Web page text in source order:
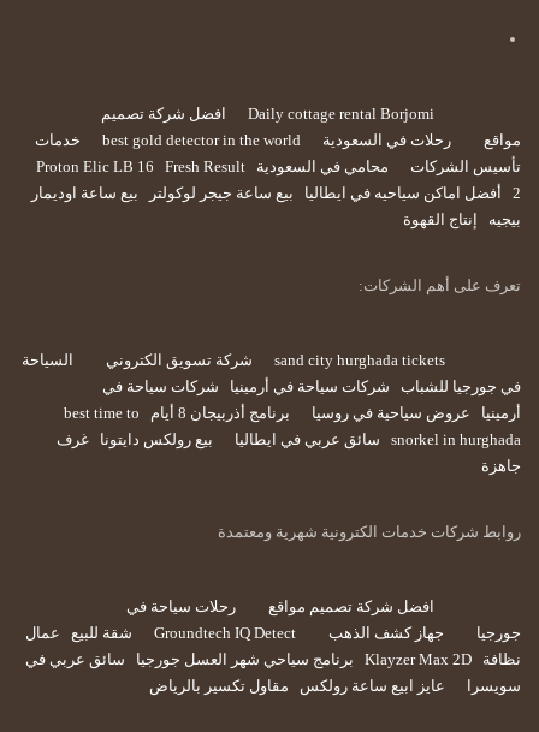
Daily cottage rental Borjomi
افضل شركة تصميم
مواقع
رحلات في السعودية best gold detector in the world
خدمات
تأسيس الشركات
محامي في السعودية Proton Elic LB 16
Fresh Result
2
أفضل اماكن سياحيه في ايطاليا بيع ساعة جيجر لوكولتر
بيع ساعة اوديمار
بيجيه
إنتاج القهوة
تعرف على أهم الشركات:
sand city hurghada tickets شركة تسويق الكتروني
السياحة
في جورجيا للشباب
شركات سياحة في أرمينيا
شركات سياحة في
أرمينيا
عروض سياحية في روسيا برنامج أذربيجان 8 أيام
best time to
snorkel in hurghada
سائق عربي في ايطاليا بيع رولكس دايتونا
غرف
جاهزة
روابط شركات خدمات الكترونية شهرية ومعتمدة
افضل شركة تصميم مواقع
رحلات سياحة في
جورجيا
جهاز كشف الذهب Groundtech IQ Detect شقة للبيع
عمال
نظافة
Klayzer Max 2D برنامج سياحي شهر العسل جورجيا
سائق عربي في
سويسرا
عايز ابيع ساعة رولكس مقاول تكسير بالرياض